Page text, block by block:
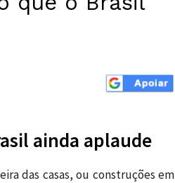
ainda aplaude
das casas, ou construções em